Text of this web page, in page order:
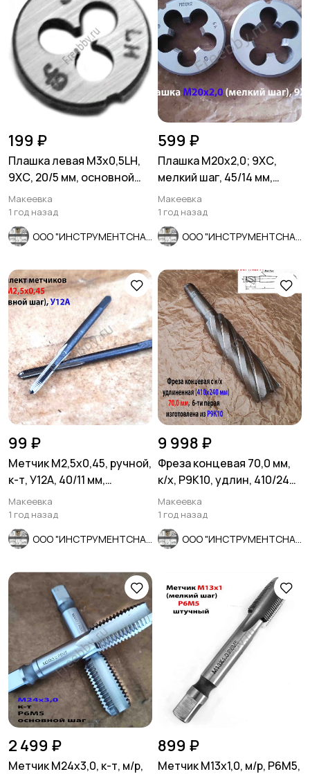
199 ₽
Плашка левая М3х0,5LH,
9ХС, 20/5 мм, основной
шаг, ГОСТ 9740-71.
Макеевка
1 год назад
599 ₽
Плашка М20х2,0; 9ХС,
мелкий шаг, 45/14 мм,
ГОСТ 7740-71, СССР.
Макеевка
1 год назад
99 ₽
Метчик М2,5х0,45, ручной,
к-т, У12А, 40/11 мм,
основной шаг, СССР.
Макеевка
1 год назад
9 998 ₽
Фреза концевая 70,0 мм,
к/х, Р9К10, удлин, 410/240
мм, Z6, КМ5, СССР.
Макеевка
1 год назад
2 499 ₽
Метчик М24х3,0, к-т, м/р,
899 ₽
Метчик М13х1,0, м/р, Р6М5,